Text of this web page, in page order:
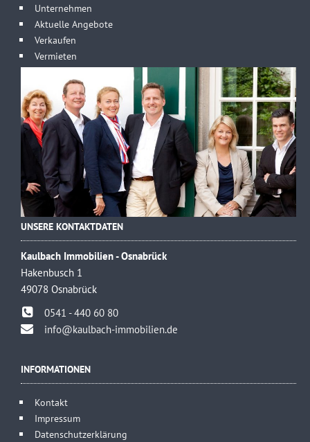
Unternehmen
Aktuelle Angebote
Verkaufen
Vermieten
UNSERE KONTAKTDATEN
Kaulbach Immobilien - Osnabrück
Hakenbusch 1
49078 Osnabrück
0541 - 440 60 80
info@kaulbach-immobilien.de
INFORMATIONEN
Kontakt
Impressum
Datenschutzerklärung